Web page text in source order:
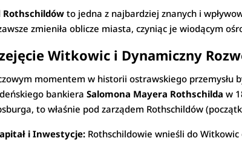
Rothschildów to jedna z najbardziej znanych i
zmieniła oblicze miasta, czyniąc je wiodącym
Witkowic i Dynamiczny
momentem w historii ostrawskiego przemysłu
bankieraSalomona Mayera Rothschilda w
to właśnie pod zarządem Rothschildów
i Inwestycje: Rothschildowie wnieśli do